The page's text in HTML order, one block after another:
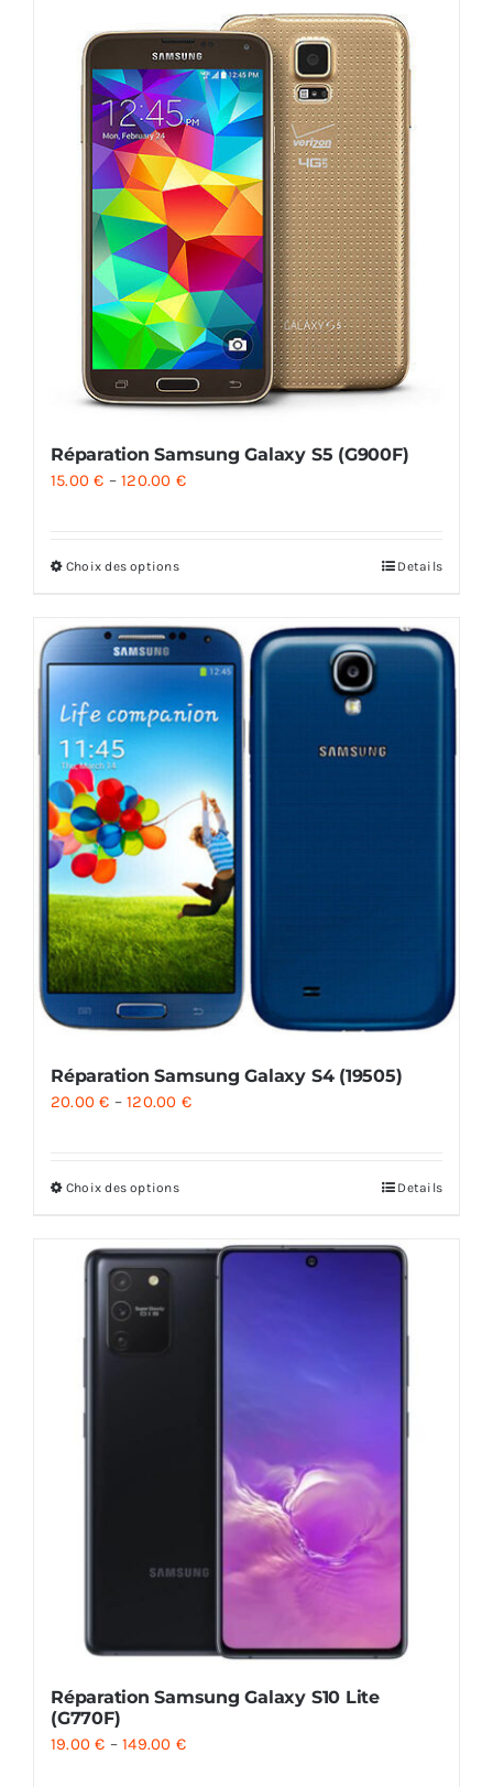
Réparation Samsung Galaxy S5 (G900F)
15.00€ –120.00 €
Choix des options Details
Réparation Samsung Galaxy S4 (19505)
20.00€ –120.00 €
Choix des options Details
Réparation Samsung Galaxy S10 Lite
(G770F)
19.00€ –149.00 €